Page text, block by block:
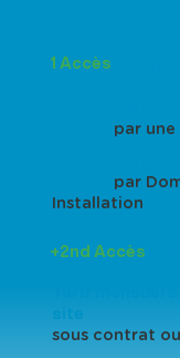
1 Accès
par
par
Installation
+2nd Accès
sous contrat